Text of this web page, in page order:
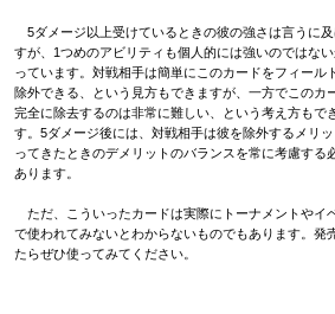
5ダメージ以上受けているときの彼の強さは言うに
すが、1つめのアビリティも個人的には強いのではな
っています。対戦相手は簡単にこのカードをフィール
除外できる、という見方もできますが、一方でこのカ
完全に除去するのは非常に難しい、という考え方もで
す。5ダメージ後には、対戦相手は彼を除外するメリ
ってきたときのデメリットのバランスを常に考慮する
あります。
ただ、こういったカードは実際にトーナメントやイ
で使われてみないとわからないものでもあります。発
たらぜひ使ってみてください。